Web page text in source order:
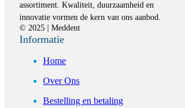
assortiment. Kwaliteit, duurzaamheid en
innovatie vormen de kern van ons aanbod.
© 2025 | Meddent
Informatie
Home
Over Ons
Bestelling en betaling